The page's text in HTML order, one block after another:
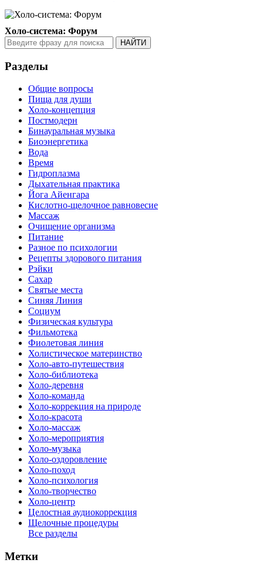
Холо-система: Форум
Разделы
Общие вопросы
Пища для души
Холо-концепция
Постмодерн
Бинауральная музыка
Биоэнергетика
Вода
Время
Гидроплазма
Дыхательная практика
Йога Айенгара
Кислотно-щелочное равновесие
Массаж
Очищение организма
Питание
Разное по психологии
Рецепты здорового питания
Рэйки
Сахар
Святые места
Синяя Линия
Социум
Физическая культура
Фильмотека
Фиолетовая линия
Холистическое материнство
Холо-авто-путешествия
Холо-библиотека
Холо-деревня
Холо-команда
Холо-коррекция на природе
Холо-красота
Холо-массаж
Холо-мероприятия
Холо-музыка
Холо-оздоровление
Холо-поход
Холо-психология
Холо-творчество
Холо-центр
Целостная аудиокоррекция
Щелочные процедуры
Все разделы
Метки